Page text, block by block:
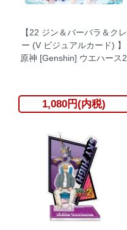
【22 ジン＆バーバラ＆クレ
ー (V ビジュアルカード) 】
原神 [Genshin] ウエハース2
1,080円(内税)